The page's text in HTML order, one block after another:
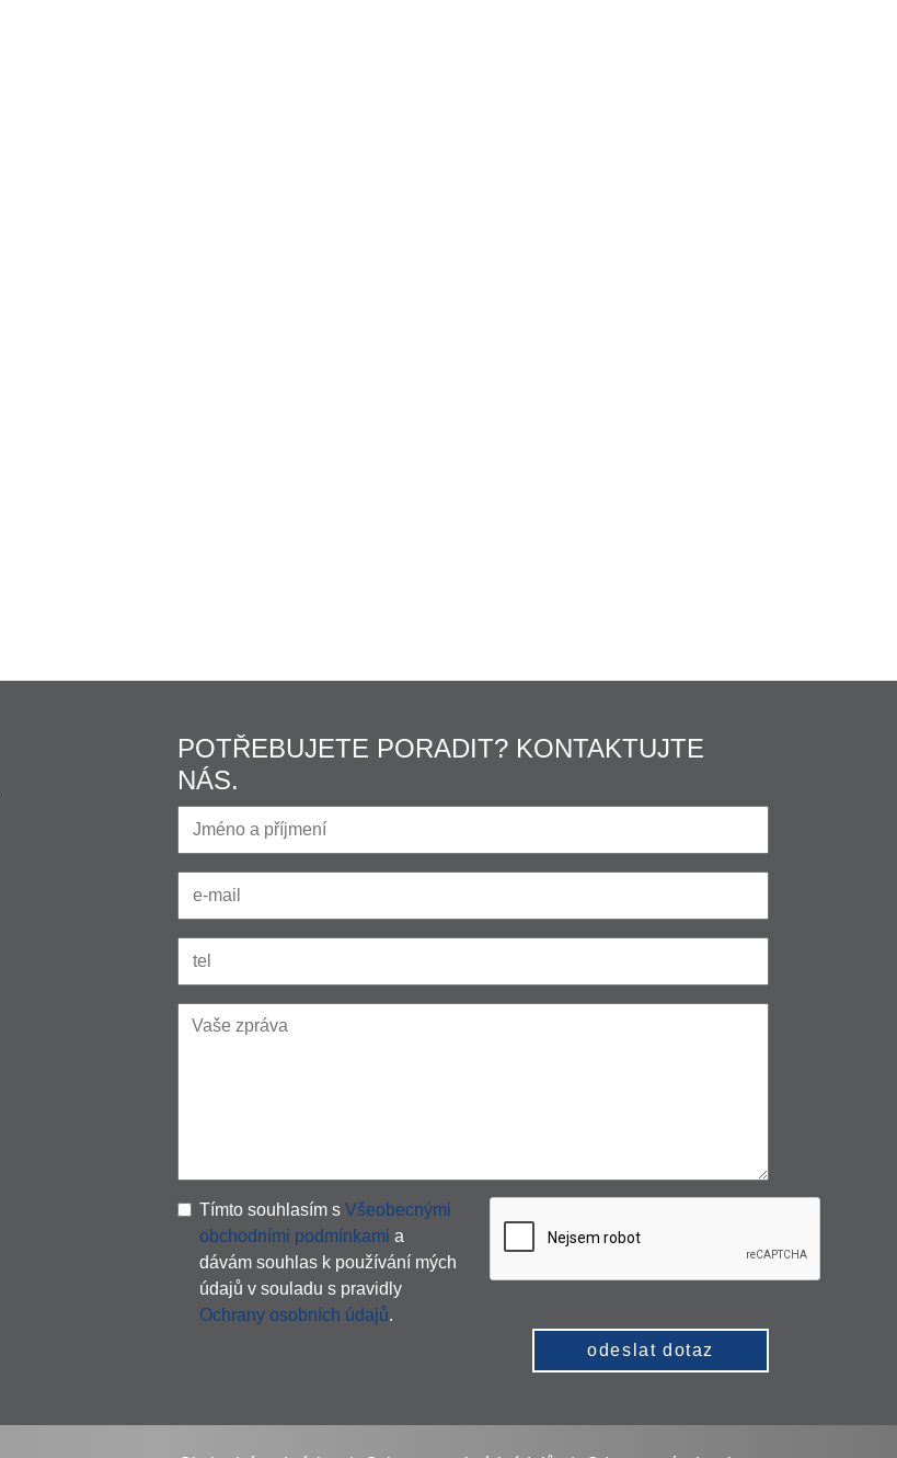
POTŘEBUJETE PORADIT? KONTAKTUJTE
NÁS.
Tímto souhlasím s Všeobecnými
obchodními podmínkami a
dávám souhlas k používání mých
údajů v souladu s pravidly
Ochrany osobních údajů.
odeslat dotaz